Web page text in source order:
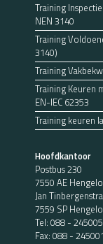
Training
NEN 3140
Training
3140)
Training
Training Keuren
EN-IEC 62353
Training keuren
Hoofdkantoor
Postbus 230
7550 AE
Jan
7559 SP
Tel: 088 -
Fax: 088 -